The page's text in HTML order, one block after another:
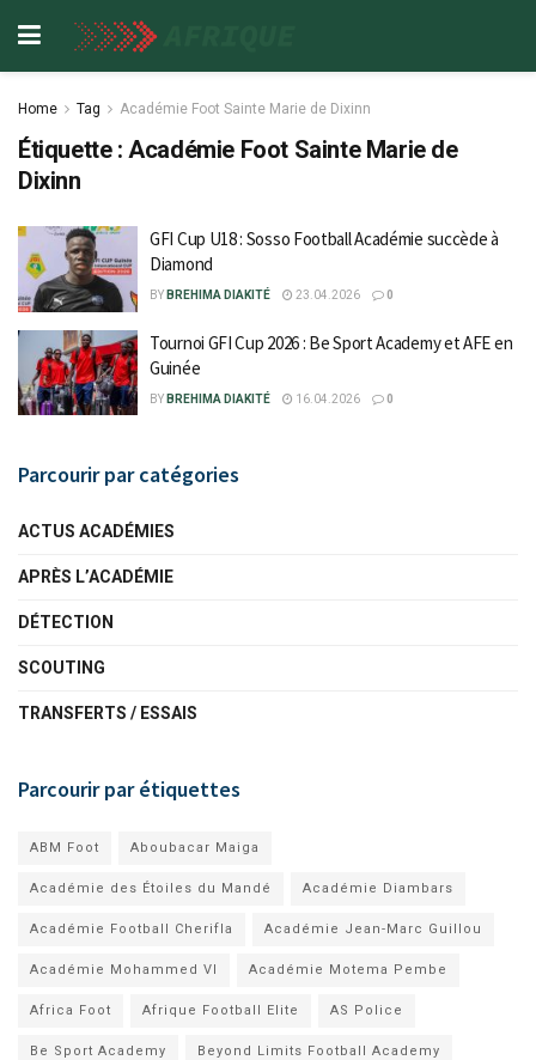
Home Tag Académie Foot Sainte Marie de Dixinn
Étiquette :Académie Foot Sainte Marie de
Dixinn
GFI Cup U18 : Sosso Football Académie succède à
Diamond
BY BREHIMA DIAKITÉ 23.04.2026 0
Tournoi GFI Cup 2026 : Be Sport Academy et AFE en
Guinée
BY BREHIMA DIAKITÉ 16.04.2026 0
Parcourir par catégories
ACTUS ACADÉMIES
APRÈS L’ACADÉMIE
DÉTECTION
SCOUTING
TRANSFERTS / ESSAIS
Parcourir par étiquettes
ABM Foot Aboubacar Maiga
Académie des Étoiles du Mandé Académie Diambars
Académie Football Cherifla Académie Jean-Marc Guillou
Académie Mohammed VI Académie Motema Pembe
Africa Foot Afrique Football Elite AS Police
Be Sport Academy Beyond Limits Football Academy